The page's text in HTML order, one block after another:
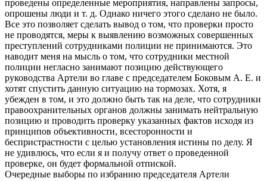
проведены определенные мероприятия, направлены запросы,
опрошены люди и т. д. Однако ничего этого сделано не было.
Все это позволяет сделать вывод о том, что проверки просто
не проводятся, меры к выявлению возможных совершенных
преступлений сотрудниками полиции не принимаются. Это
наводит меня на мысль о том, что сотрудники местной
полиции негласно занимают позицию действующего
руководства Артели во главе с председателем Боковым А. Е. и
хотят спустить данную ситуацию на тормозах. Хотя, я
убежден в том, и это должно быть так на деле, что сотрудники
правоохранительных органов должны занимать нейтральную
позицию и проводить проверку указанных фактов исходя из
принципов объективности, всесторонности и
беспристрастности с целью установления истины по делу. Я
не удивлюсь, что если я и получу ответ о проведенной
проверке, он будет формальной отпиской.
Очередные выборы по избранию председателя Артели